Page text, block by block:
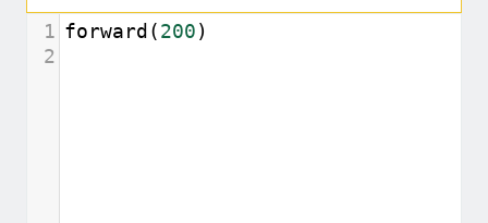
1 forward (200)
2